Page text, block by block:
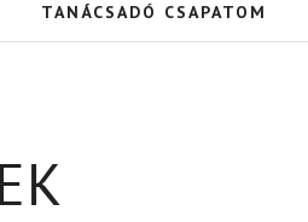
TANÁCSADÓ CSAPATOM